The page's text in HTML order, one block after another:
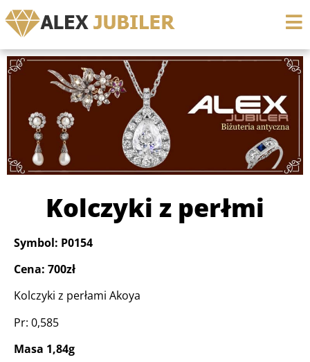
Kolczyki z perłmi
Symbol: P0154
Cena: 700zł
Kolczyki z perłami Akoya
Pr: 0,585
Masa 1,84g